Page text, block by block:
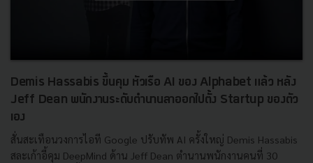
Demis Hassabis ขึ้นคุม หัวเรือ AI ของ Alphabet แล้ว หลัง
Jeff Dean พนักงานระดับตำนานลาออกไปตั้ง Startup ของตัว
เอง
สั่นสะเทือนวงการไอที Google ปรับทัพ AI ครั้งใหญ่ Demis Hassabis
สละเก้าอี้คุม DeepMind ด้าน Jeff Dean ตำนานพนักงานคนที่ 30